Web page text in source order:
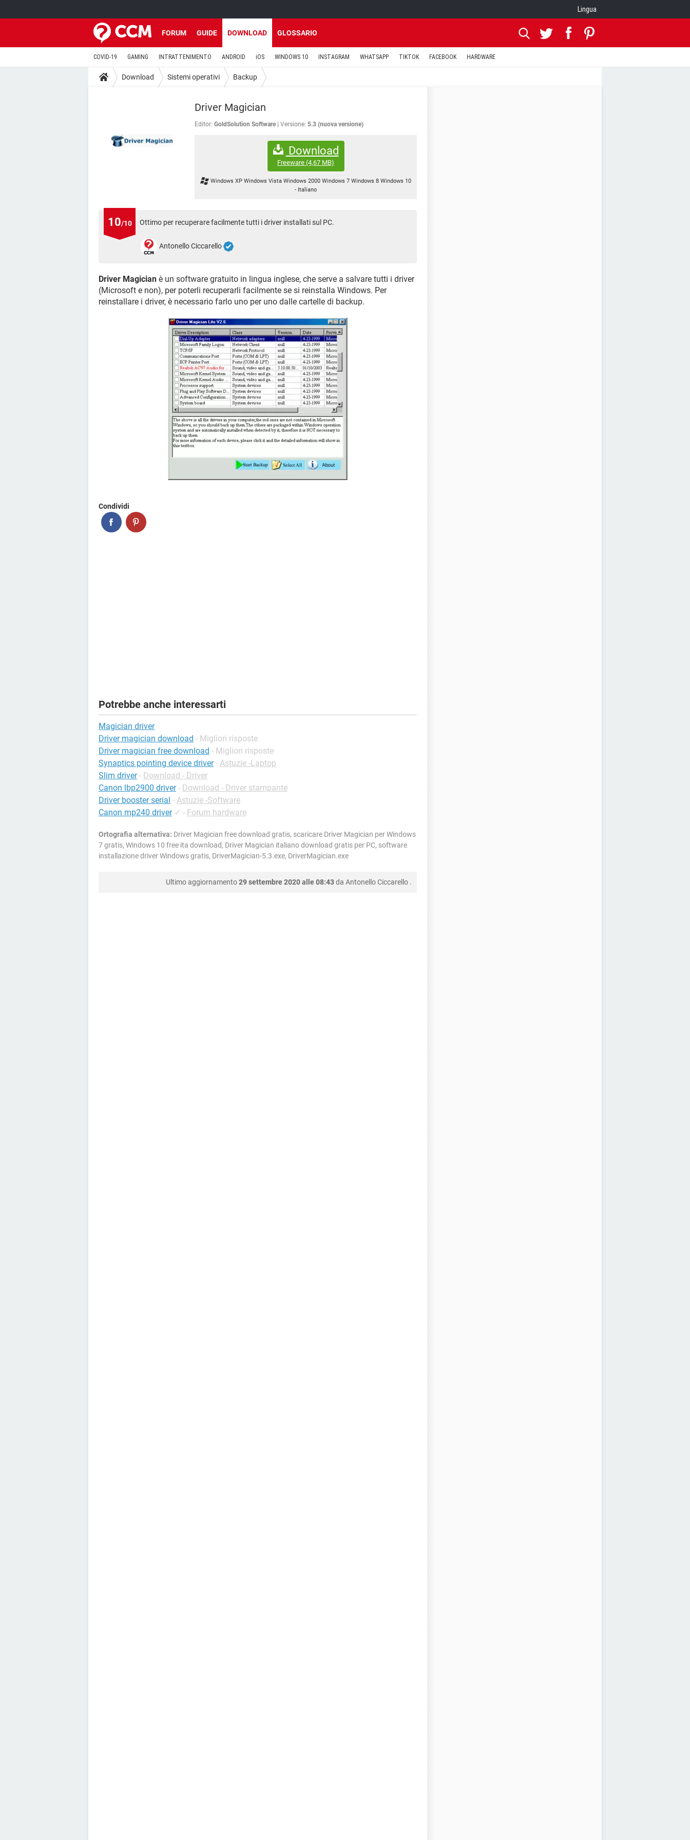
Lingua
FORUM GUIDE DOWNLOAD GLOSSARIO
COVID-19 GAMING INTRATTENIMENTO ANDROID iOS WINDOWS 10 INSTAGRAM WHATSAPP TIKTOK FACEBOOK HARDWARE
Download Sistemi operativi Backup
Driver Magician
Editor: GoldSolution Software Versione: 5.3 (nuova versione)
Download
Freeware (4,67 MB)
Windows XP Windows Vista Windows 2000 Windows 7 Windows 8 Windows 10
- Italiano
10/10 Ottimo per recuperare facilmente tutti i driver installati sul PC.
Antonello Ciccarello
Driver Magician è un software gratuito in lingua inglese, che serve a salvare tutti i driver
(Microsoft e non), per poterli recuperarli facilmente se si reinstalla Windows. Per
reinstallare i driver, è necessario farlo uno per uno dalle cartelle di backup.
Condividi
Potrebbe anche interessarti
Magician driver
Driver magician download - Migliori risposte
Driver magician free download - Migliori risposte
Synaptics pointing device driver - Astuzie -Laptop
Slim driver - Download - Driver
Canon lbp2900 driver - Download - Driver stampante
Driver booster serial - Astuzie -Software
Canon mp240 driver ✓ - Forum hardware
Ortografia alternativa: Driver Magician free download gratis, scaricare Driver Magician per Windows
7 gratis, Windows 10 free ita download, Driver Magician italiano download gratis per PC, software
installazione driver Windows gratis, DriverMagician-5.3.exe, DriverMagician.exe
Ultimo aggiornamento29 settembre 2020 alle 08:43da Antonello Ciccarello .